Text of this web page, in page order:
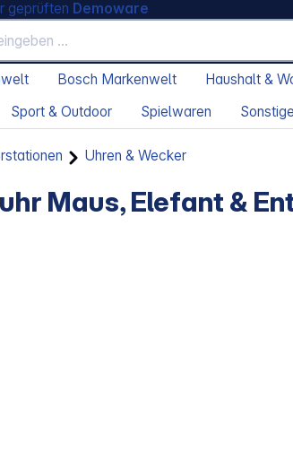
geprüften Demoware
Bosch Markenwelt Haushalt &
Sport & Outdoor Spielwaren
Uhren & Wecker
Maus, Elefant &